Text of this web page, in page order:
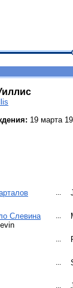
19 марта
...
Слевина
...
...
...
...